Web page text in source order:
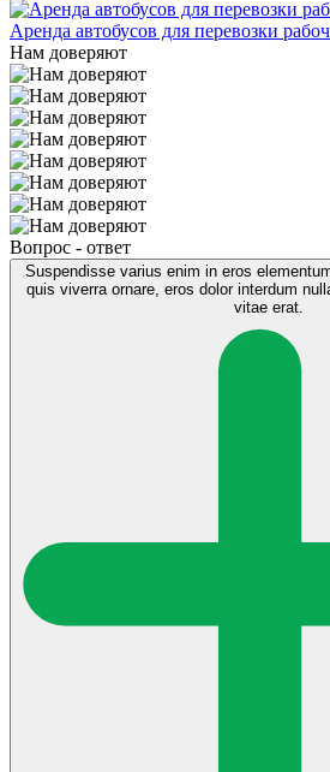
Аренда автобусов для перевозки
Нам доверяют
Вопрос - ответ
Suspendisse varius enim in eros
quis viverra ornare, eros dolor interdum
vitae erat.